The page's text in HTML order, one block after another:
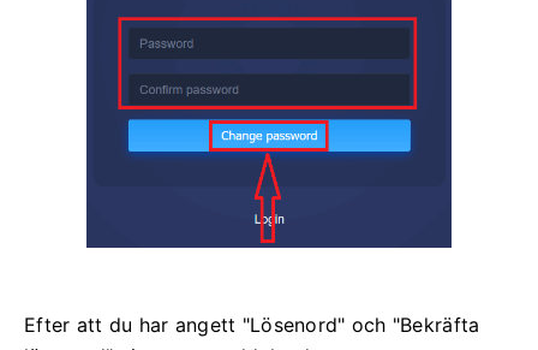
Efter att du har angett "Lösenord" och "Bekräfta